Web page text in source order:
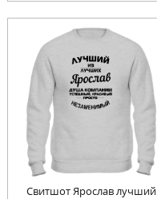
Свитшот Ярослав лучший